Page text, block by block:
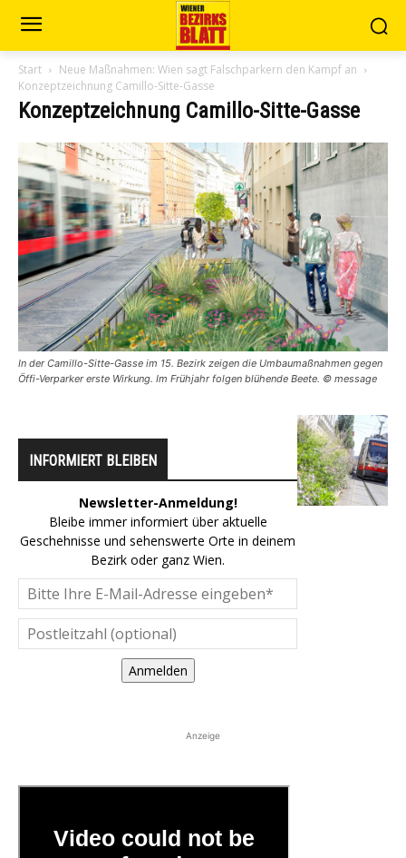
Start
Neue Maßnahmen: Wien sagt Falschparkern den Kampf an
Konzeptzeichnung Camillo-Sitte-Gasse
Konzeptzeichnung Camillo-Sitte-Gasse
In der Camillo-Sitte-Gasse im 15. Bezirk zeigen die Umbaumaßnahmen gegen
Öffi-Verparker erste Wirkung. Im Frühjahr folgen blühende Beete. © message
INFORMIERT BLEIBEN
Newsletter-Anmeldung!
Bleibe immer informiert über aktuelle
Geschehnisse und sehenswerte Orte in deinem
Bezirk oder ganz Wien.
Anmelden
Anzeige